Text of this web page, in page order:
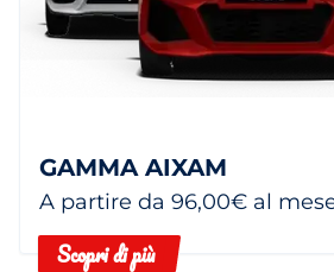
GAMMA AIXAM
A partire da 96,00€ al
Scopri di più